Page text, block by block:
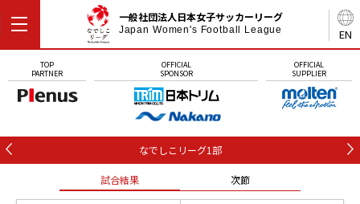
EN
一般社団法人日本女子サッカーリーグ
Japan Women's Football League
TOP
PARTNER
OFFICIAL
SPONSOR
OFFICIAL
SUPPLIER
なでしこリーグ1部
試合結果 次節